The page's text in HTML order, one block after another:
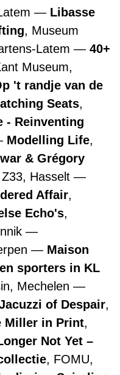
Libasse
, Museum
Latem
40+
Museum,
't randje van de
Seats,
- Reinventing
Modelling Life,
& Grégory
Hasselt
Affair,
Echo's,
Maison
sporters in KL
Mechelen
of Despair,
Miller in Print,
Not Yet –
, FOMU,